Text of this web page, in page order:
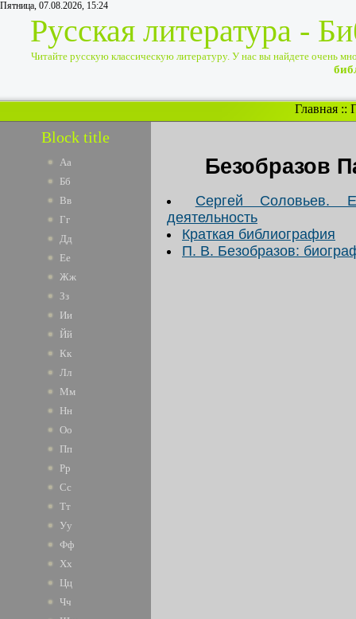
Пятница, 07.08.2026, 15:24
Русская литература -
Читайте русскую классическую литературу. У нас вы найдете очень
Главная ::
Block title
Аа
Бб
Вв
Гг
Дд
Ее
Жж
Зз
Ии
Йй
Кк
Лл
Мм
Нн
Оо
Пп
Рр
Сс
Тт
Уу
Фф
Хх
Цц
Чч
Безобразов
Сергей Соловьев.
деятельность
Краткая библиография
П. В. Безобразов: